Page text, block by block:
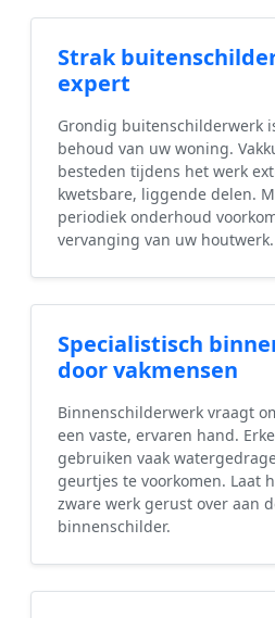
Strak
expert
Grondig buitenschilderwerk
behoud van uw woning.
besteden tijdens het werk
kwetsbare, liggende delen.
periodiek onderhoud
vervanging van uw houtwerk.
Specialistisch
door vakmensen
Binnenschilderwerk vraagt
een vaste, ervaren hand.
gebruiken vaak
geurtjes te voorkomen. Laat
zware werk gerust over aan
binnenschilder.